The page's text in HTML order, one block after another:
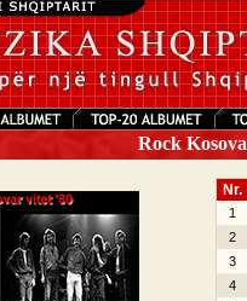
Rock
Nr.
1
2
3
4